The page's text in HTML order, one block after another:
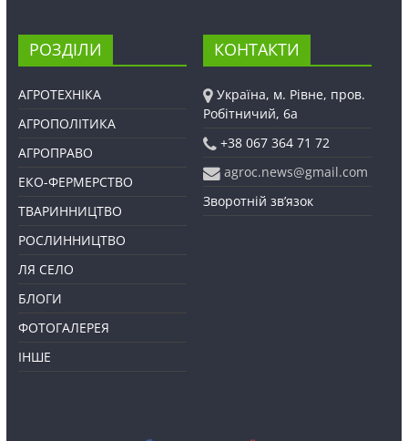
РОЗДІЛИ
АГРОТЕХНІКА
АГРОПОЛІТИКА
АГРОПРАВО
ЕКО-ФЕРМЕРСТВО
ТВАРИННИЦТВО
РОСЛИННИЦТВО
ЛЯ СЕЛО
БЛОГИ
ФОТОГАЛЕРЕЯ
ІНШЕ
КОНТАКТИ
Україна, м. Рівне, пров.
Робітничий, 6а
+38 067 364 71 72
agroc.news@gmail.com
Зворотній зв’язок